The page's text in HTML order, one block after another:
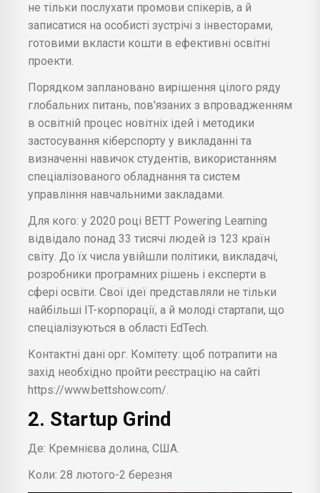
не тільки послухати промови спікерів, а й
записатися на особисті зустрічі з інвесторами,
готовими вкласти кошти в ефективні освітні
проекти.
Порядком заплановано вирішення цілого ряду
глобальних питань, пов'язаних з впровадженням
в освітній процес новітніх ідей і методики
застосування кіберспорту у викладанні та
визначенні навичок студентів, використанням
спеціалізованого обладнання та систем
управління навчальними закладами.
Для кого: у 2020 році BETT Powering Learning
відвідало понад 33 тисячі людей із 123 країн
світу. До їх числа увійшли політики, викладачі,
розробники програмних рішень і експерти в
сфері освіти. Свої ідеї представляли не тільки
найбільші IT-корпорації, а й молоді стартапи, що
спеціалізуються в області EdTech.
Контактні дані орг. Комітету: щоб потрапити на
захід необхідно пройти реєстрацію на сайті
https://www.bettshow.com/.
2. Startup Grind
Де: Кремнієва долина, США.
Коли: 28 лютого-2 березня